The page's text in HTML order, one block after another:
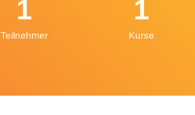
Teilnehmer
1
Kurse
1